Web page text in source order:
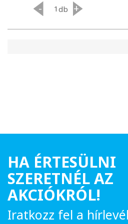
- db +
HA ÉRTESÜLNI
SZERETNÉL AZ
AKCIÓKRÓL!
Iratkozz fel a